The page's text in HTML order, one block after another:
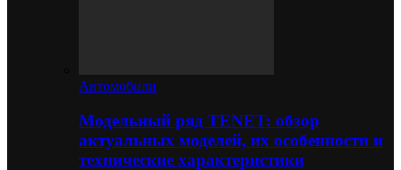
Автомобили
Модельный ряд TENET: обзор
актуальных моделей, их особенности и
технические характеристики